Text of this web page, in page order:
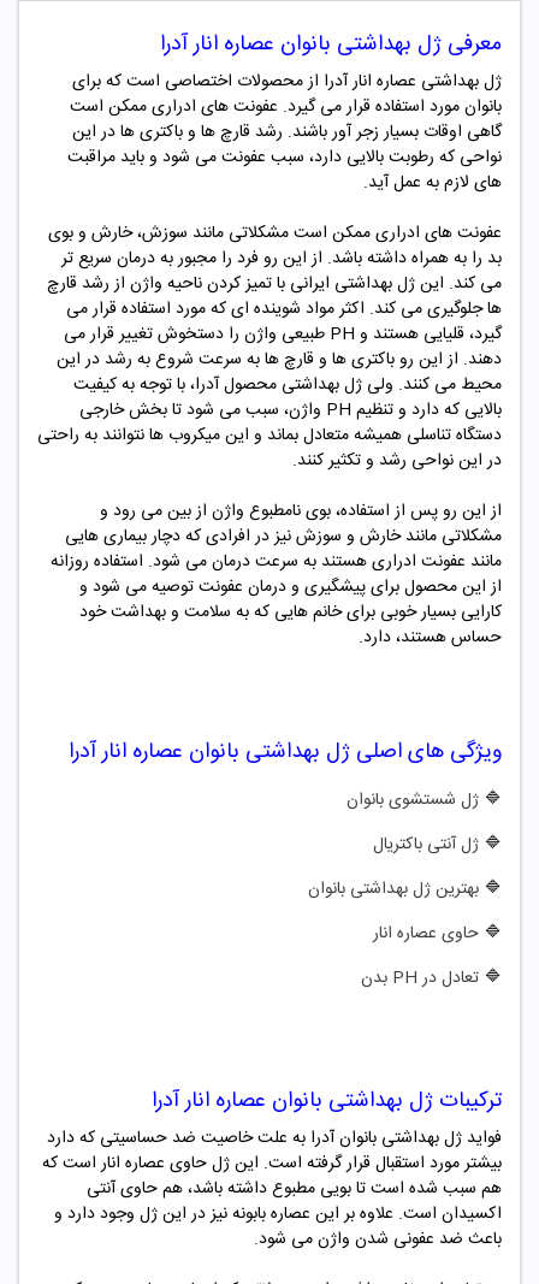
معرفی ژل بهداشتی بانوان عصاره انار آدرا
ژل بهداشتی عصاره انار آدرا از محصولات اختصاصی است که برای
بانوان مورد استفاده قرار می گیرد. عفونت های ادراری ممکن است
گاهی اوقات بسیار زجر آور باشند. رشد قارچ ها و باکتری ها در این
نواحی که رطوبت بالایی دارد، سبب عفونت می شود و باید مراقبت
های لازم به عمل آید.
عفونت های ادراری ممکن است مشکلاتی مانند سوزش، خارش و بوی
بد را به همراه داشته باشد. از این رو فرد را مجبور به درمان سریع تر
می کند. این ژل بهداشتی ایرانی با تمیز کردن ناحیه واژن از رشد قارچ
ها جلوگیری می کند. اکثر مواد شوینده ای که مورد استفاده قرار می
گیرد، قلیایی هستند و PH طبیعی واژن را دستخوش تغییر قرار می
دهند. از این رو باکتری ها و قارچ ها به سرعت شروع به رشد در این
محیط می کنند. ولی ژل بهداشتی محصول آدرا، با توجه به کیفیت
بالایی که دارد و تنظیم PH واژن، سبب می شود تا بخش خارجی
دستگاه تناسلی همیشه متعادل بماند و این میکروب ها نتوانند به راحتی
در این نواحی رشد و تکثیر کنند.
از این رو پس از استفاده، بوی نامطبوع واژن از بین می رود و
مشکلاتی مانند خارش و سوزش نیز در افرادی که دچار بیماری هایی
مانند عفونت ادراری هستند به سرعت درمان می شود. استفاده روزانه
از این محصول برای پیشگیری و درمان عفونت توصیه می شود و
کارایی بسیار خوبی برای خانم هایی که به سلامت و بهداشت خود
حساس هستند، دارد.
ویژگی های اصلی ژل بهداشتی بانوان عصاره انار آدرا
🔷 ژل شستشوی بانوان
🔷 ژل آنتی باکتریال
🔷 بهترین ژل بهداشتی بانوان
🔷 حاوی عصاره انار
🔷 تعادل در PH بدن
ترکیبات ژل بهداشتی بانوان عصاره انار آدرا
فواید ژل بهداشتی بانوان آدرا به علت خاصیت ضد حساسیتی که دارد
بیشتر مورد استقبال قرار گرفته است. این ژل حاوی عصاره انار است که
هم سبب شده است تا بویی مطبوع داشته باشد، هم حاوی آنتی
اکسیدان است. علاوه بر این عصاره بابونه نیز در این ژل وجود دارد و
باعث ضد عفونی شدن واژن می شود.